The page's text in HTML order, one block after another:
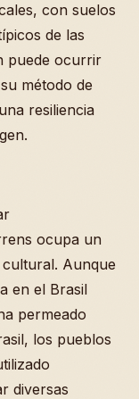
con suelos
de las
puede ocurrir
método de
resiliencia
ocupa un
Aunque
en el Brasil
permeado
los pueblos
diversas